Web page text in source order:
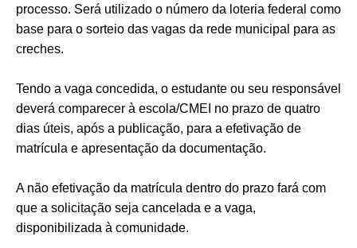
processo. Será utilizado o número da loteria federal como
base para o sorteio das vagas da rede municipal para as
creches.
Tendo a vaga concedida, o estudante ou seu responsável
deverá comparecer à escola/CMEI no prazo de quatro
dias úteis, após a publicação, para a efetivação de
matrícula e apresentação da documentação.
A não efetivação da matrícula dentro do prazo fará com
que a solicitação seja cancelada e a vaga,
disponibilizada à comunidade.